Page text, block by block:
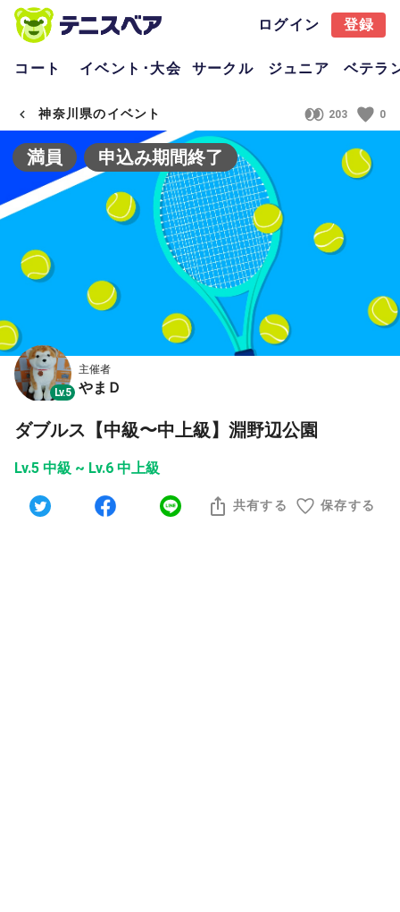
ログイン 登録
コート イベント･大会 サークル ジュニア ベテラ
神奈川県のイベント 203 0
満員 申込み期間終了
Lv.5
主催者
やまＤ
ダブルス【中級〜中上級】淵野辺公園
Lv.5 中級 ~ Lv.6 中上級
共有する 保存する